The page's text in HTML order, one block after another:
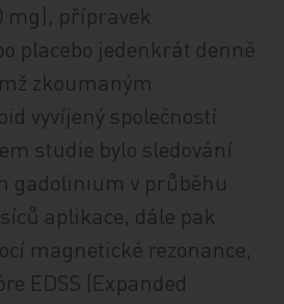
mg), přípravek
placebo jedenkrát denně
zkoumaným
vyvíjený společností
studie bylo sledování
gadolinium v průběhu
aplikace, dále pak
magnetické rezonance,
EDSS (Expanded